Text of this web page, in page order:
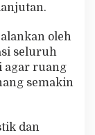
oleh
seluruh
agar ruang
semakin
dan